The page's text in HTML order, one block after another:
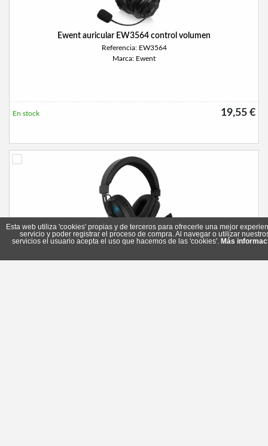
Ewent auricular EW3564 control volumen
Referencia: EW3564
Marca: Ewent
19,55 €
En stock
Referencia: PL3321
Esta web utiliza 'cookies' propias y de terceros para ofrecerle una mejor
servicio y poder registrar el proceso de compra. Al navegar o utilizar
servicios el usuario acepta el uso que hacemos de las 'cookies'. Más